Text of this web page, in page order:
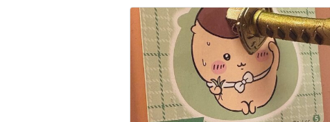
数
ス
ト
数
ね